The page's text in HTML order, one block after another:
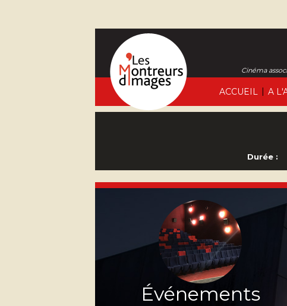
ACCUEIL | A
Cinéma
Durée :
Événements